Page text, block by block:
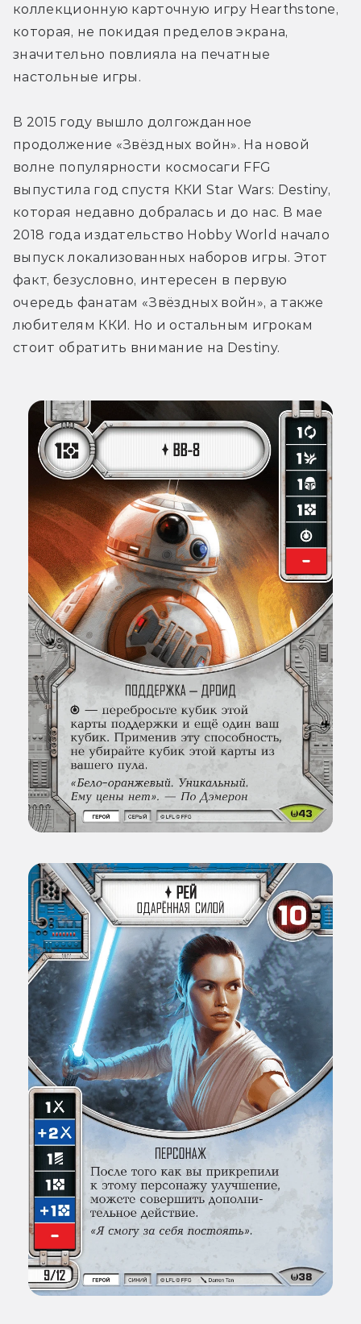
коллекционную карточную игру Hearthstone,
которая, не покидая пределов экрана,
значительно повлияла на печатные
настольные игры.
В 2015 году вышло долгожданное
продолжение «Звёздных войн». На новой
волне популярности космосаги FFG
выпустила год спустя ККИ Star Wars: Destiny,
которая недавно добралась и до нас. В мае
2018 года издательство Hobby World начало
выпуск локализованных наборов игры. Этот
факт, безусловно, интересен в первую
очередь фанатам «Звёздных войн», а также
любителям ККИ. Но и остальным игрокам
стоит обратить внимание на Destiny.